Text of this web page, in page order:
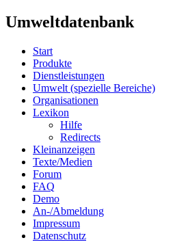
Umweltdatenbank
Start
Produkte
Dienstleistungen
Umwelt (spezielle Bereiche)
Organisationen
Lexikon
Hilfe
Redirects
Kleinanzeigen
Texte/Medien
Forum
FAQ
Demo
An-/Abmeldung
Impressum
Datenschutz